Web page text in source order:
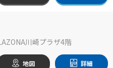
川崎プラザ4階
地図 詳細